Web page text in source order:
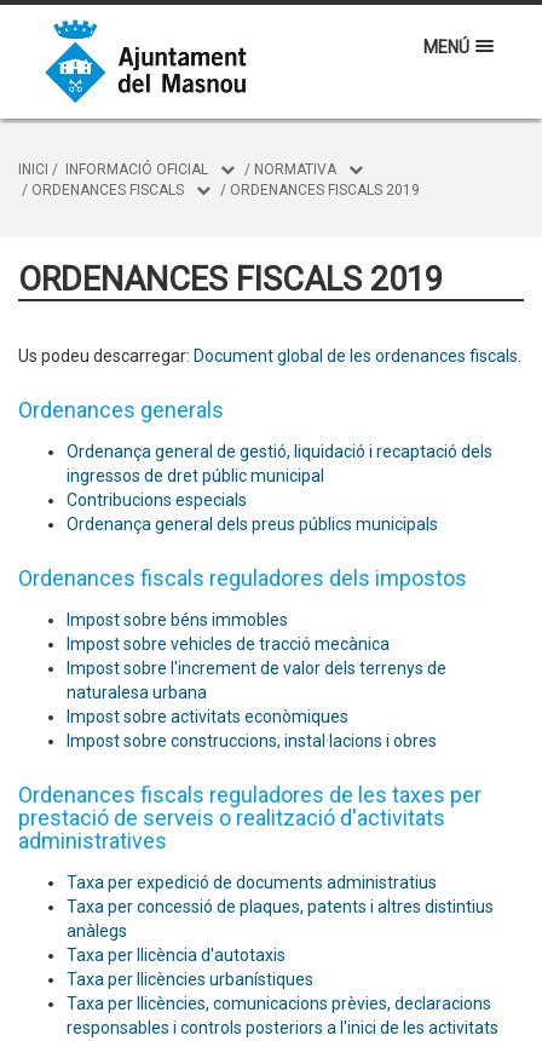
MENÚ
INICI / INFORMACIÓ OFICIAL / NORMATIVA
/ ORDENANCES FISCALS / ORDENANCES FISCALS 2019
ORDENANCES FISCALS 2019
Us podeu descarregar: Document global de les ordenances fiscals
Ordenances generals
Ordenança general de gestió, liquidació i recaptació dels
ingressos de dret públic municipal
Contribucions especials
Ordenança general dels preus públics municipals
Ordenances fiscals reguladores dels impostos
Impost sobre béns immobles
Impost sobre vehicles de tracció mecànica
Impost sobre l'increment de valor dels terrenys de
naturalesa urbana
Impost sobre activitats econòmiques
Impost sobre construccions, instal·lacions i obres
Ordenances fiscals reguladores de les taxes per
prestació de serveis o realització d'activitats
administratives
Taxa per expedició de documents administratius
Taxa per concessió de plaques, patents i altres distintius
anàlegs
Taxa per llicència d'autotaxis
Taxa per llicències urbanístiques
Taxa per llicències, comunicacions prèvies, declaracions
responsables i controls posteriors a l'inici de les activitats